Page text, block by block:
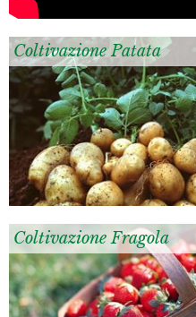
Coltivazione Patata
Coltivazione Fragola